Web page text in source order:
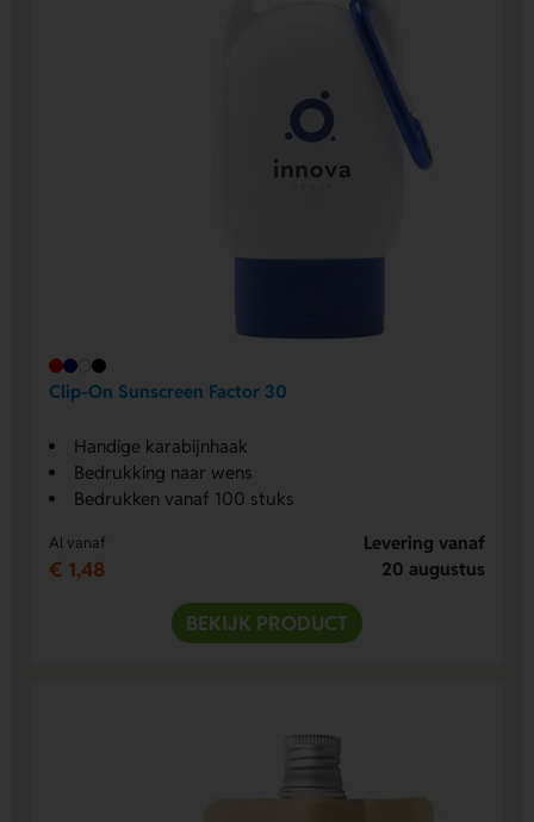
Clip-On Sunscreen Factor 30
Handige karabijnhaak
Bedrukking naar wens
Bedrukken vanaf 100 stuks
Al vanaf
€ 1,48
Levering vanaf
20 augustus
BEKIJK PRODUCT